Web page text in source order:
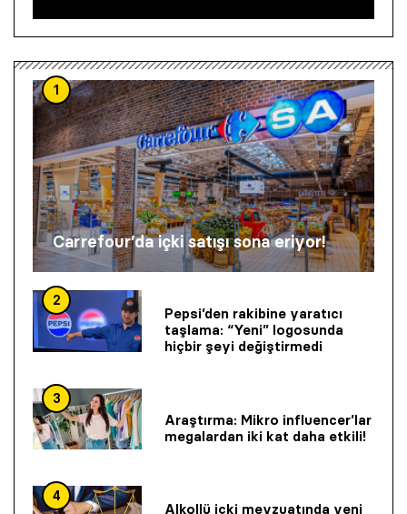
1
Carrefour’da içki satışı sona eriyor!
2
Pepsi’den rakibine yaratıcı
taşlama: “Yeni” logosunda
hiçbir şeyi değiştirmedi
3
Araştırma: Mikro influencer’lar
megalardan iki kat daha etkili!
4
Alkollü içki mevzuatında yeni